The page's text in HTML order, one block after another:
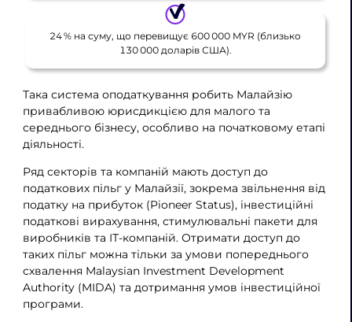
24 % на суму, що перевищує 600 000 MYR (близько
130 000 доларів США).
Така система оподаткування робить Малайзію
привабливою юрисдикцією для малого та
середнього бізнесу, особливо на початковому етапі
діяльності.
Ряд секторів та компаній мають доступ до
податкових пільг у Малайзії, зокрема звільнення від
податку на прибуток (Pioneer Status), інвестиційні
податкові вирахування, стимулювальні пакети для
виробників та ІТ-компаній. Отримати доступ до
таких пільг можна тільки за умови попереднього
схвалення Malaysian Investment Development
Authority (MIDA) та дотримання умов інвестиційної
програми.